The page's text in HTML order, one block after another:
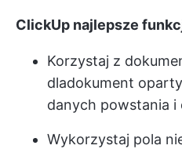
ClickUp najlepsze
Korzystaj z
dladokument
danych powstania i
Wykorzystaj pola